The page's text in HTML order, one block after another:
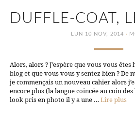
DUFFLE-COAT,
LUN 10 NOV, 2014 ·
Alors, alors ? J’espère que vous vous
blog et que vous vous y sentez bien ? De
je commençais un nouveau cahier alors
encore plus (la langue coincée au coin
look pris en photo il y a une … Lire plus